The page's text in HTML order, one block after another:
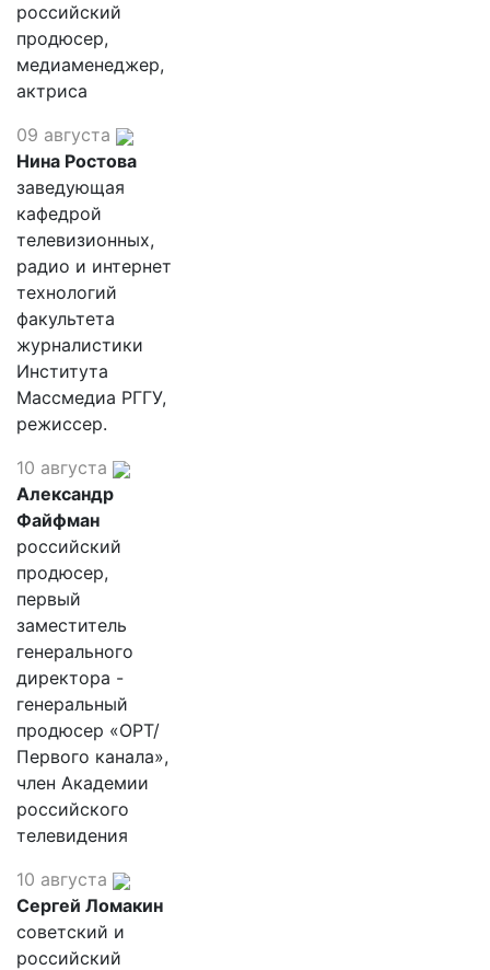
российский
продюсер,
медиаменеджер,
актриса
09 августа
Нина Ростова
заведующая
кафедрой
телевизионных,
радио и интернет
технологий
факультета
журналистики
Института
Массмедиа РГГУ,
режиссер.
10 августа
Александр
Файфман
российский
продюсер,
первый
заместитель
генерального
директора -
генеральный
продюсер «ОРТ/
Первого канала»,
член Академии
российского
телевидения
10 августа
Сергей Ломакин
советский и
российский